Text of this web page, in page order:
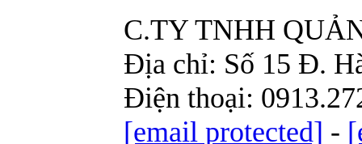
C.TY TNHH
Địa chỉ: Số 15 Đ.
Điện thoại:
[email protected] -